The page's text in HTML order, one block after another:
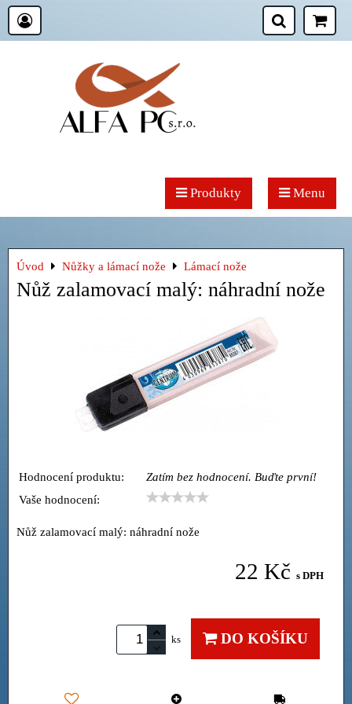
Produkty Menu
Úvod Nůžky a lámací nože Lámací nože
Nůž zalamovací malý: náhradní nože
Hodnocení produktu:
Zatím bez hodnocení. Buďte první!
Vaše hodnocení:
Nůž zalamovací malý: náhradní nože
22 Kč s DPH
ks DO KOŠÍKU